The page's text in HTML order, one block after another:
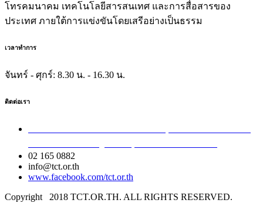
โทรคมนาคม เทคโนโลยีสารสนเทศ และการสื่อสารของ
ประเทศ ภายใต้การแข่งขันโดยเสรีอย่างเป็นธรรม
เวลาทำการ
จันทร์ - ศุกร์: 8.30 น. - 16.30 น.
ติดต่อเรา
02 165 0882
info@tct.or.th
www.facebook.com/tct.or.th
Copyright
2018 TCT.OR.TH. ALL RIGHTS RESERVED.